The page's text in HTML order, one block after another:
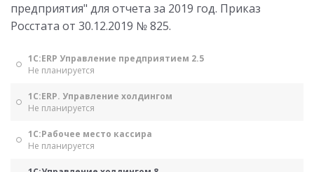
предприятия" для отчета за 2019 год. Приказ
Росстата от 30.12.2019 № 825.
1С:ERP Управление предприятием 2.5
Не планируется
1С:ERP. Управление холдингом
Не планируется
1С:Рабочее место кассира
Не планируется